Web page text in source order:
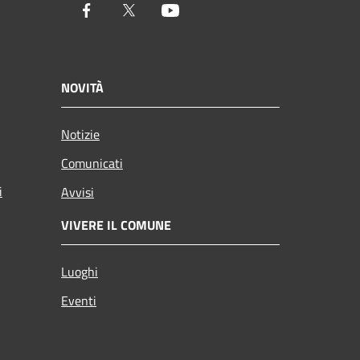
Facebook Twitter
NOVITÀ
Notizie
Comunicati
Avvisi
VIVERE IL COMUNE
Luoghi
Eventi